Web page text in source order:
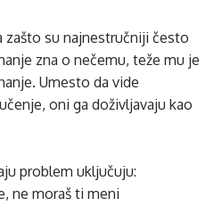
zašto su najnestručniji često
zna o nečemu, teže mu je
Umesto da vide
oni ga doživljavaju kao
problem uključuju:
ne moraš ti meni